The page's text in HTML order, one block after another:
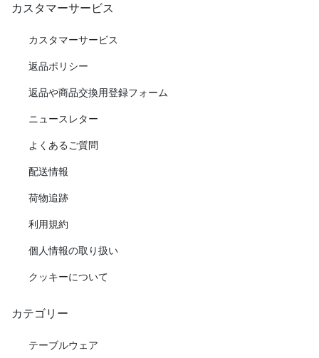
カスタマーサービス
カスタマーサービス
返品ポリシー
返品や商品交換用登録フォーム
ニュースレター
よくあるご質問
配送情報
荷物追跡
利用規約
個人情報の取り扱い
クッキーについて
カテゴリー
テーブルウェア